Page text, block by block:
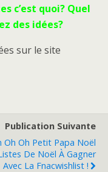
c’est quoi? Quel
des idées?
sur le site
Publication Suivante
Oh Oh Petit Papa Noël
De Noël À Gagner
Avec La Fnacwishlist !